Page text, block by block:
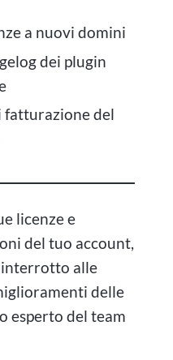
a nuovi domini
dei plugin
fatturazione del
licenze e
del tuo account,
alle
delle
esperto del team